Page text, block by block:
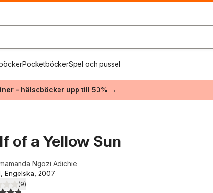
PocketböckerSpel och pussel
– hälsoböcker upp till 50% →
of a Yellow Sun
Ngozi Adichie
Engelska, 2007
5 stjärnor. Totalt antal röster:
(9)